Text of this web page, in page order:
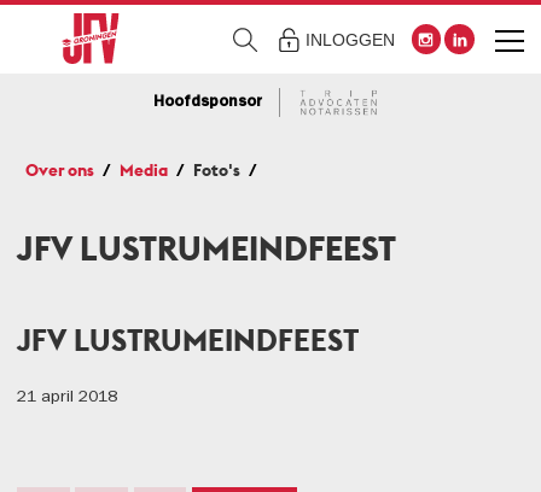
INLOGGEN
Hoofdsponsor
Over ons Media Foto's
JFV LUSTRUMEINDFEEST
JFV LUSTRUMEINDFEEST
21 april 2018